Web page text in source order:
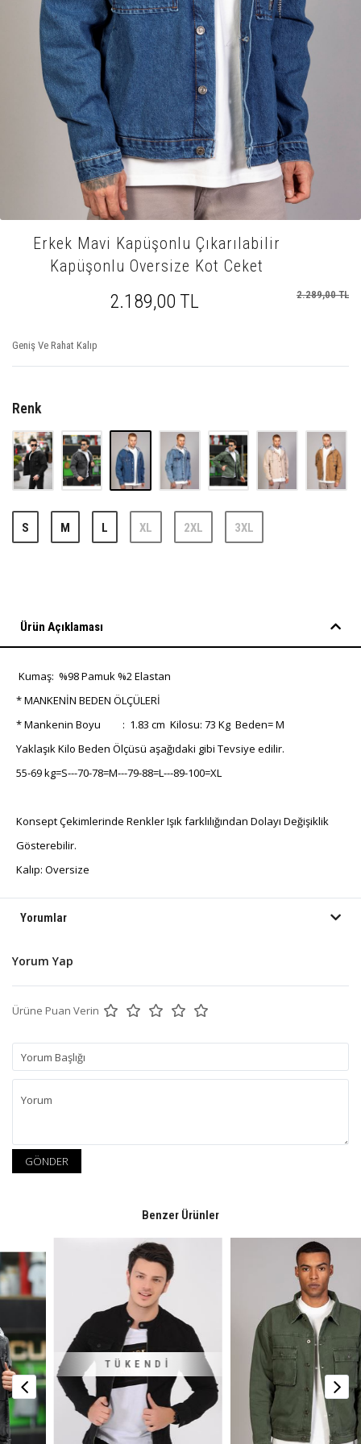
Erkek Mavi Kapüşonlu Çıkarılabilir
Kapüşonlu Oversize Kot Ceket
2.189,00 TL 2.289,00 TL
Geniş Ve Rahat Kalıp
Renk
S M L XL 2XL 3XL
Ürün Açıklaması
Kumaş: %98 Pamuk %2 Elastan
* MANKENİN BEDEN ÖLÇÜLERİ
* Mankenin Boyu : 1.83 cm Kilosu: 73 Kg Beden= M
Yaklaşık Kilo Beden Ölçüsü aşağıdaki gibi Tevsiye edilir.
55-69 kg=S---70-78=M---79-88=L---89-100=XL
Konsept Çekimlerinde Renkler Işık farklılığından Dolayı Değişiklik
Gösterebilir.
Kalıp: Oversize
Yorumlar
Yorum Yap
Ürüne Puan Verin
GÖNDER
Benzer Ürünler
TÜKENDI